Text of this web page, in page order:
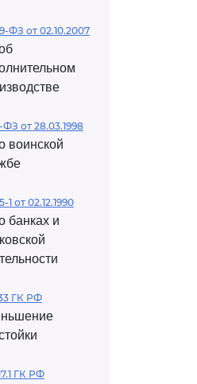
ФЗ от 02.10.2007
ФЗ от 28.03.1998
воинской
1 от 02.12.1990
банках и
ГК РФ
ГК РФ